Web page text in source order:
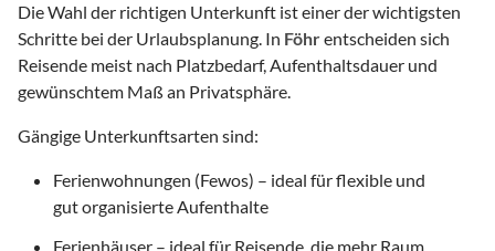
Die Wahl der richtigen Unterkunft ist einer der wichtigsten
Schritte bei der Urlaubsplanung. In Föhrentscheiden sich
Reisende meist nach Platzbedarf, Aufenthaltsdauer und
gewünschtem Maß an Privatsphäre.
Gängige Unterkunftsarten sind:
Ferienwohnungen (Fewos) – ideal für flexible und
gut organisierte Aufenthalte
Ferienhäuser – ideal für Reisende, die mehr Raum